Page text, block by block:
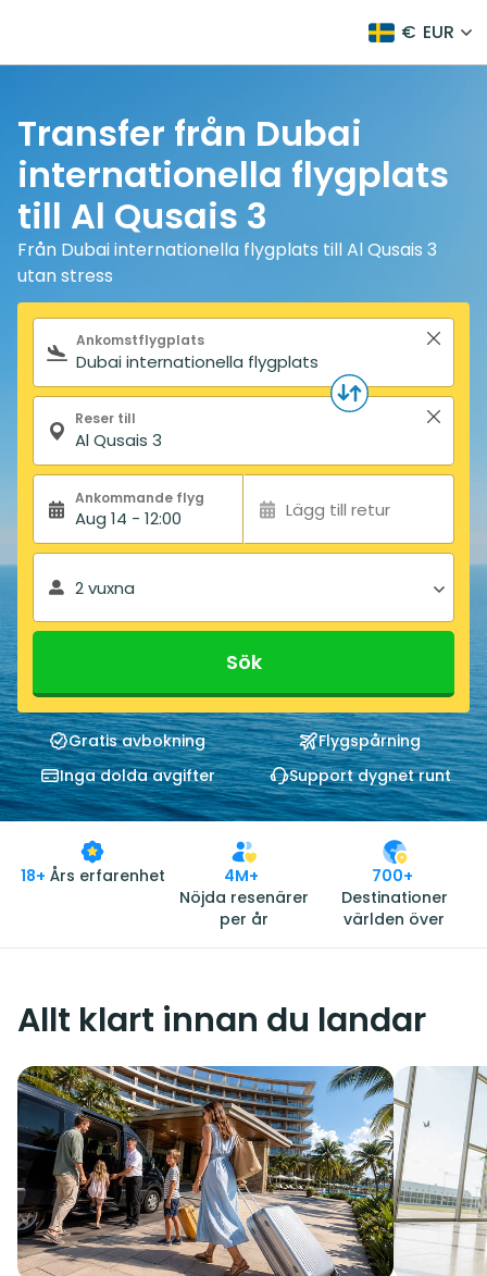
€ EUR
Transfer från Dubai
internationella flygplats
till Al Qusais 3
Från Dubai internationella flygplats till Al Qusais 3
utan stress
Sökformulär
Ankomstflygplats
Reser till
Ankommande flyg
Aug 14 - 12:00 Lägg till retur
2 vuxna
Sök
Gratis avbokning
Flygspårning
Inga dolda avgifter
Support dygnet runt
18+ Års erfarenhet
4M+
Nöjda resenärer
per år
700+
Destinationer
världen över
Allt klart innan du landar